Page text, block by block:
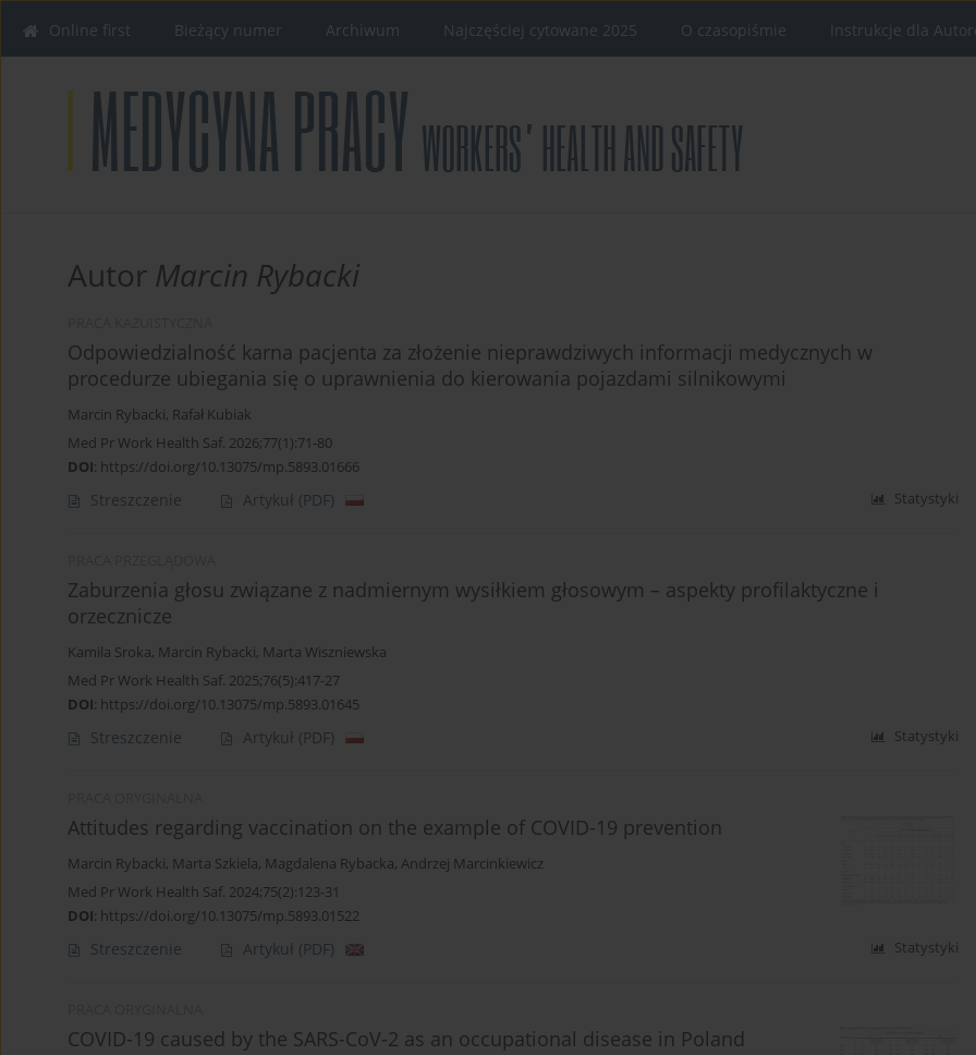
Online first Bieżący numer Archiwum Najczęściej cytowane 2025 O czasopiśmie Instrukcje dla
Autor Marcin Rybacki
Odpowiedzialność karna pacjenta za złożenie nieprawdziwych informacji medycznych w
procedurze ubiegania się o uprawnienia do kierowania pojazdami silnikowymi
Marcin Rybacki, Rafał Kubiak
Med Pr Work Health Saf. 2026;77(1):71-80
DOI: https://doi.org/10.13075/mp.5893.01666
Streszczenie Artykuł (PDF) Statystyki
Zaburzenia głosu związane z nadmiernym wysiłkiem głosowym – aspekty profilaktyczne i
orzecznicze
Kamila Sroka, Marcin Rybacki, Marta Wiszniewska
Med Pr Work Health Saf. 2025;76(5):417-27
DOI: https://doi.org/10.13075/mp.5893.01645
Streszczenie Artykuł (PDF) Statystyki
Attitudes regarding vaccination on the example of COVID-19 prevention
Marcin Rybacki, Marta Szkiela, Magdalena Rybacka, Andrzej Marcinkiewicz
Med Pr Work Health Saf. 2024;75(2):123-31
DOI: https://doi.org/10.13075/mp.5893.01522
Streszczenie Artykuł (PDF) Statystyki
COVID-19 caused by the SARS-CoV-2 as an occupational disease in Poland